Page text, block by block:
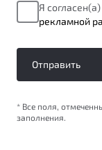
Запись на
Я
рекламной
Отправить
* Все поля,
заполнения.